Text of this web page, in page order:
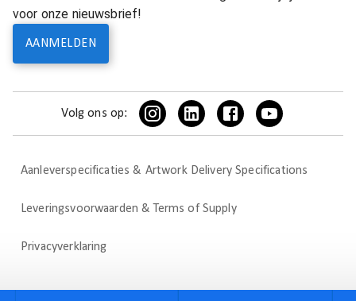
voor onze nieuwsbrief!
AANMELDEN
Volg ons op:
Aanleverspecificaties & Artwork Delivery Specifications
Leveringsvoorwaarden & Terms of Supply
Privacyverklaring